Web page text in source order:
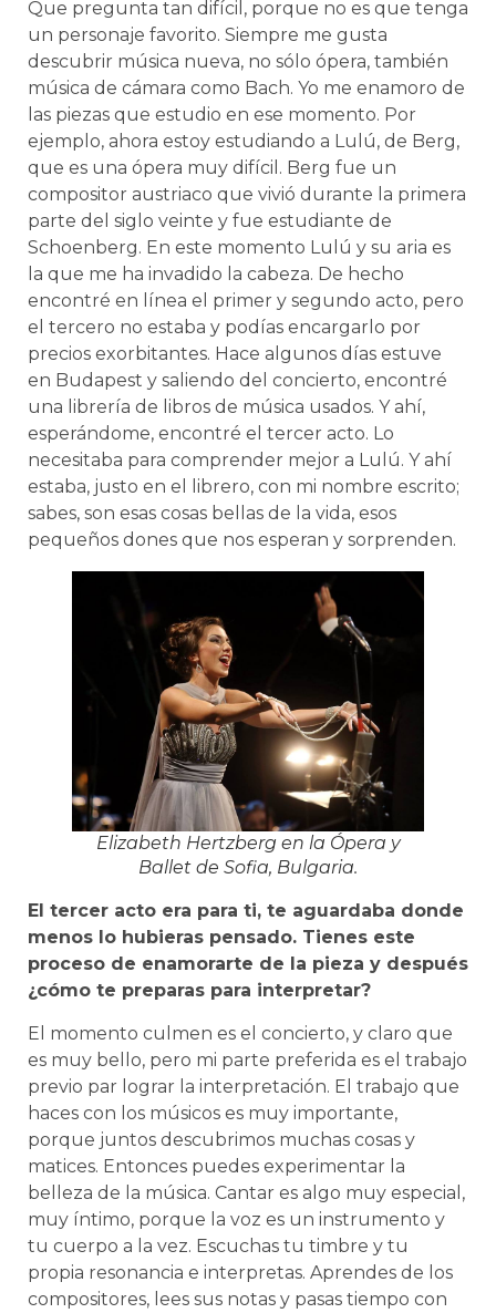
Que pregunta tan difícil, porque no es que tenga
un personaje favorito. Siempre me gusta
descubrir música nueva, no sólo ópera, también
música de cámara como Bach. Yo me enamoro de
las piezas que estudio en ese momento. Por
ejemplo, ahora estoy estudiando a Lulú, de Berg,
que es una ópera muy difícil. Berg fue un
compositor austriaco que vivió durante la primera
parte del siglo veinte y fue estudiante de
Schoenberg. En este momento Lulú y su aria es
la que me ha invadido la cabeza. De hecho
encontré en línea el primer y segundo acto, pero
el tercero no estaba y podías encargarlo por
precios exorbitantes. Hace algunos días estuve
en Budapest y saliendo del concierto, encontré
una librería de libros de música usados. Y ahí,
esperándome, encontré el tercer acto. Lo
necesitaba para comprender mejor a Lulú. Y ahí
estaba, justo en el librero, con mi nombre escrito;
sabes, son esas cosas bellas de la vida, esos
pequeños dones que nos esperan y sorprenden.
Elizabeth Hertzberg en la Ópera y
Ballet de Sofia, Bulgaria.
El tercer acto era para ti, te aguardaba donde
menos lo hubieras pensado. Tienes este
proceso de enamorarte de la pieza y después
¿cómo te preparas para interpretar?
El momento culmen es el concierto, y claro que
es muy bello, pero mi parte preferida es el trabajo
previo par lograr la interpretación. El trabajo que
haces con los músicos es muy importante,
porque juntos descubrimos muchas cosas y
matices. Entonces puedes experimentar la
belleza de la música. Cantar es algo muy especial,
muy íntimo, porque la voz es un instrumento y
tu cuerpo a la vez. Escuchas tu timbre y tu
propia resonancia e interpretas. Aprendes de los
compositores, lees sus notas y pasas tiempo con